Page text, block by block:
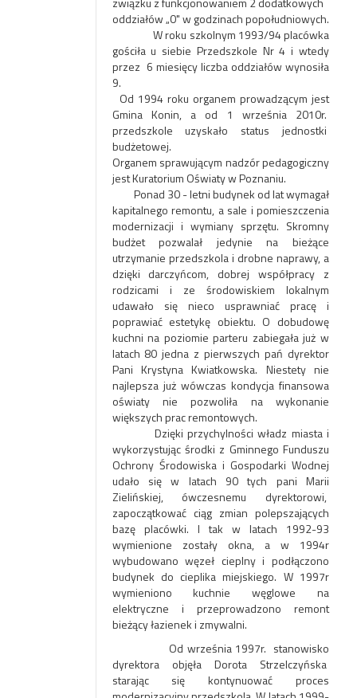
oddziałów „0" w godzinach popołudniowych.
W roku szkolnym 1993/94 placówka
gościła u siebie Przedszkole Nr 4 i wtedy
przez 6 miesięcy liczba oddziałów wynosiła
9.
Od 1994 roku organem prowadzącym jest
Gmina Konin, a od 1 września 2010r.
przedszkole uzyskało status jednostki
budżetowej.
Organem sprawującym nadzór pedagogiczny
jest Kuratorium Oświaty w Poznaniu.
Ponad 30 - letni budynek od lat wymagał
kapitalnego remontu, a sale i pomieszczenia
modernizacji i wymiany sprzętu. Skromny
budżet pozwalał jedynie na bieżące
utrzymanie przedszkola i drobne naprawy, a
dzięki darczyńcom, dobrej współpracy z
rodzicami i ze środowiskiem lokalnym
udawało się nieco usprawniać pracę i
poprawiać estetykę obiektu. O dobudowę
kuchni na poziomie parteru zabiegała już w
latach 80 jedna z pierwszych pań dyrektor
Pani Krystyna Kwiatkowska. Niestety nie
najlepsza już wówczas kondycja finansowa
oświaty nie pozwoliła na wykonanie
większych prac remontowych.
Dzięki przychylności władz miasta i
wykorzystując środki z Gminnego Funduszu
Ochrony Środowiska i Gospodarki Wodnej
udało się w latach 90 tych pani Marii
Zielińskiej, ówczesnemu dyrektorowi,
zapoczątkować ciąg zmian polepszających
bazę placówki. I tak w latach 1992-93
wymienione zostały okna, a w 1994r
wybudowano węzeł cieplny i podłączono
budynek do cieplika miejskiego. W 1997r
wymieniono kuchnie węglowe na
elektryczne i przeprowadzono remont
bieżący łazienek i zmywalni.
Od września 1997r. stanowisko
dyrektora objęła Dorota Strzelczyńska
starając się kontynuować proces